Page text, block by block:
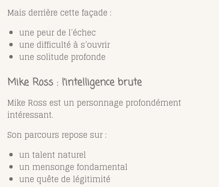
Mais derrière cette façade :
une peur de l’échec
une difficulté à s’ouvrir
une solitude profonde
Mike Ross : l’intelligence brute
Mike Ross est un personnage profondément
intéressant.
Son parcours repose sur :
un talent naturel
un mensonge fondamental
une quête de légitimité